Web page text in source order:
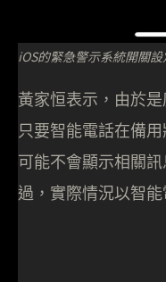
iOS的緊急警示系統開關
黃家恒表示，由於
只要智能電話在備
可能不會顯示相關
過，實際情況以智能